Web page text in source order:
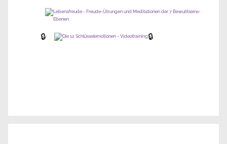
🔒 🔒